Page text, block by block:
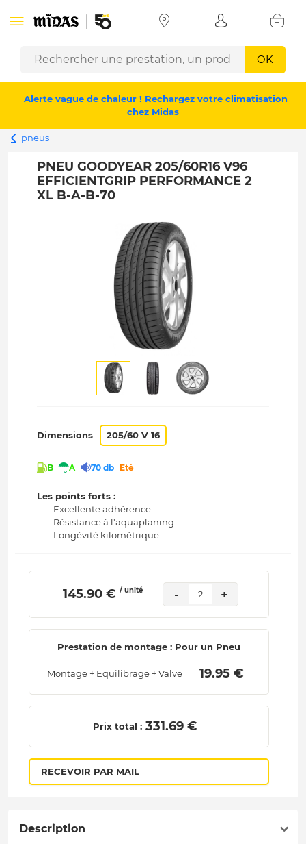
OK
Alerte vague de chaleur ! Rechargez votre climatisation
chez Midas
pneus
PNEU GOODYEAR 205/60R16 V96
EFFICIENTGRIP PERFORMANCE 2
XL B-A-B-70
Dimensions 205/60 V 16
B A 70 db Eté
Les points forts :
- Excellente adhérence
- Résistance à l'aquaplaning
- Longévité kilométrique
145.90 € / unité - 2 +
Prestation de montage : Pour un Pneu
Montage + Equilibrage + Valve 19.95 €
Prix total : 331.69 €
RECEVOIR PAR MAIL
Description